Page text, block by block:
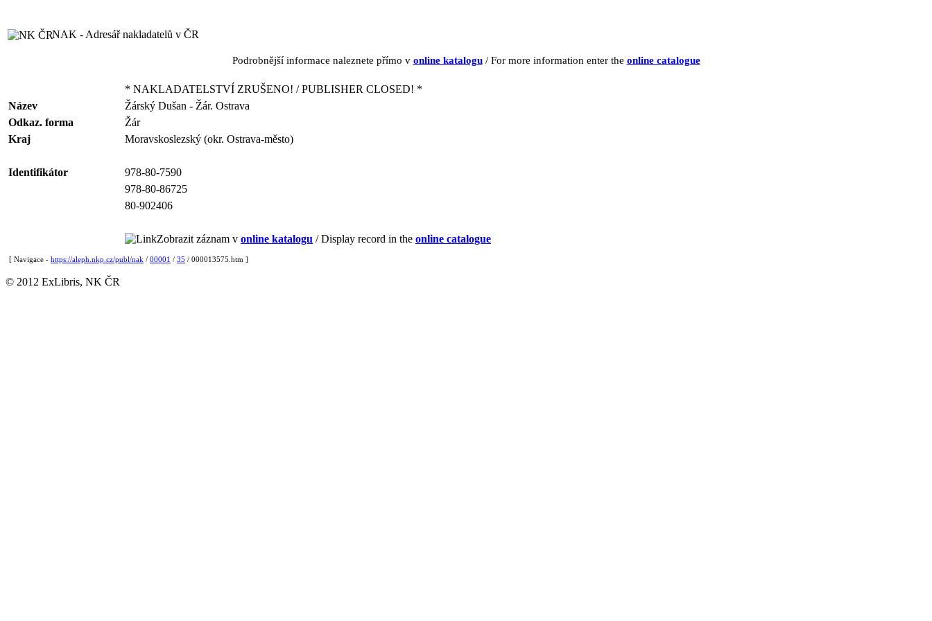
NAK - Adresář nakladatelů v ČR
Podrobnější informace naleznete přímo v online katalogu/ For more information enter the online catalogue
* NAKLADATELSTVÍ ZRUŠENO! / PUBLISHER CLOSED! *
Název
Žárský Dušan - Žár. Ostrava
Odkaz. forma
Žár
Kraj
Moravskoslezský (okr. Ostrava-město)
Identifikátor
978-80-7590
978-80-86725
80-902406
Zobrazit záznam v online katalogu / Display record in the online catalogue
[ Navigace - https://aleph.nkp.cz/publ/nak / 00001 / 35 / 000013575.htm ]
© 2012 ExLibris, NK ČR